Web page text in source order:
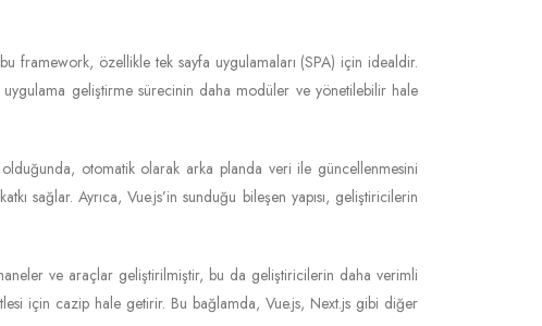
framework, özellikle tek sayfa uygulamaları (SPA) için idealdir.
uygulama geliştirme sürecinin daha modüler ve yönetilebilir hale
otomatik olarak arka planda veri ile güncellenmesini
sağlar. Ayrıca, Vue.js’in sunduğu bileşen yapısı, geliştiricilerin
ve araçlar geliştirilmiştir, bu da geliştiricilerin daha verimli
için cazip hale getirir. Bu bağlamda, Vue.js, Next.js gibi diğer